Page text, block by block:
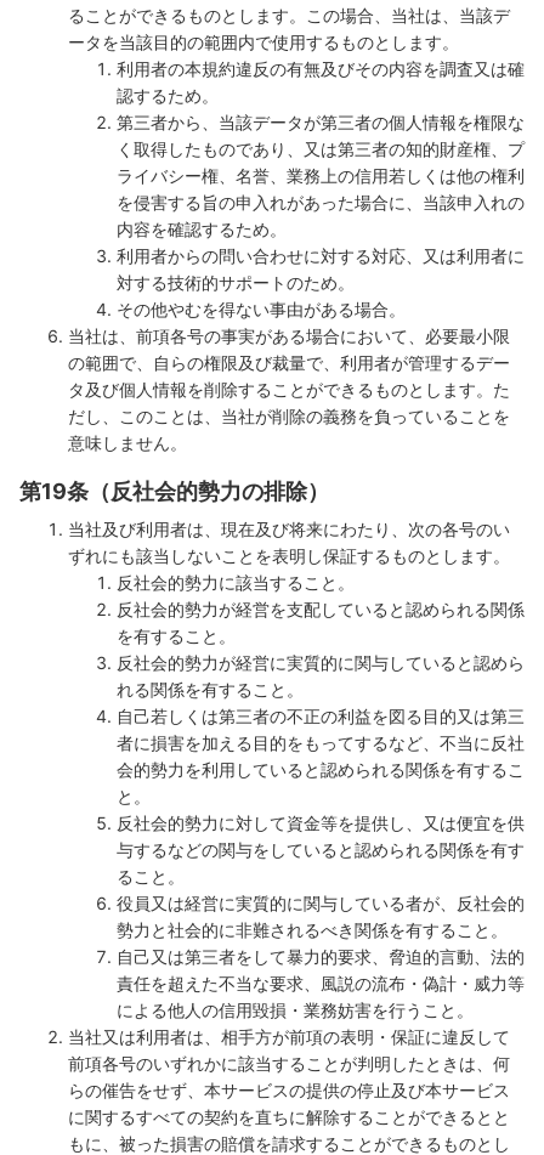
ることができるものとします。この場合、当社は、当該デ
ータを当該目的の範囲内で使用するものとします。
利用者の本規約違反の有無及びその内容を調査又は確
認するため。
第三者から、当該データが第三者の個人情報を権限な
く取得したものであり、又は第三者の知的財産権、プ
ライバシー権、名誉、業務上の信用若しくは他の権利
を侵害する旨の申入れがあった場合に、当該申入れの
内容を確認するため。
利用者からの問い合わせに対する対応、又は利用者に
対する技術的サポートのため。
その他やむを得ない事由がある場合。
当社は、前項各号の事実がある場合において、必要最小限
の範囲で、自らの権限及び裁量で、利用者が管理するデー
タ及び個人情報を削除することができるものとします。た
だし、このことは、当社が削除の義務を負っていることを
意味しません。
第19条（反社会的勢力の排除）
当社及び利用者は、現在及び将来にわたり、次の各号のい
ずれにも該当しないことを表明し保証するものとします。
反社会的勢力に該当すること。
反社会的勢力が経営を支配していると認められる関係
を有すること。
反社会的勢力が経営に実質的に関与していると認めら
れる関係を有すること。
自己若しくは第三者の不正の利益を図る目的又は第三
者に損害を加える目的をもってするなど、不当に反社
会的勢力を利用していると認められる関係を有するこ
と。
反社会的勢力に対して資金等を提供し、又は便宜を供
与するなどの関与をしていると認められる関係を有す
ること。
役員又は経営に実質的に関与している者が、反社会的
勢力と社会的に非難されるべき関係を有すること。
自己又は第三者をして暴力的要求、脅迫的言動、法的
責任を超えた不当な要求、風説の流布・偽計・威力等
による他人の信用毀損・業務妨害を行うこと。
当社又は利用者は、相手方が前項の表明・保証に違反して
前項各号のいずれかに該当することが判明したときは、何
らの催告をせず、本サービスの提供の停止及び本サービス
に関するすべての契約を直ちに解除することができるとと
もに、被った損害の賠償を請求することができるものとし